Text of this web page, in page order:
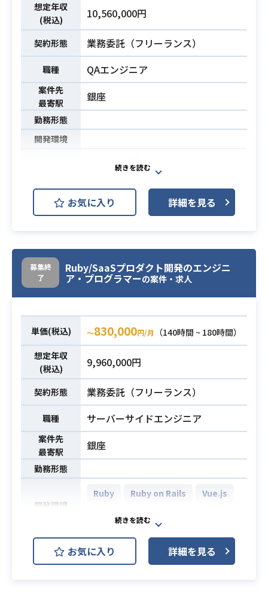
・AWS (ECS,Aurora,CodeBuild, SQ
S, S3, Route53)
・Git
・Confluence
・Docker
・Datadog
・Sentry
必須スキル
・Webアプリケーションの開発経
験。Ruby on Railsを使った経験3年
以上
・サーバシステムにおける設計・開
テストまでの経験があること
想定年収
(税込)
10,560,000円
契約形態 業務委託（フリーランス）
職種 QAエンジニア
案件先
最寄駅
銀座
勤務形態
開発環境
【案件概要】
モチベーションクラウドシリーズの
契約基盤における開発速度を上げた
いと考えています。
トしていただける方を募集していま
す。
最初のプロジェクトとしては、モチ
ベーションクラウドと契約基盤の連
必須スキル
・品質保証の経験が3年以上あること
こと
・自ら動き、テストの仕組み化を行
った経験があること
お気に入り 詳細を見る
募集終
了
Ruby/SaaSプロダクト開発のエンジニ
ア・プログラマーの案件・求人
単価(税込) 〜830,000円/月
（140時間 ~ 180時間）
想定年収
(税込)
9,960,000円
契約形態 業務委託（フリーランス）
職種 サーバーサイドエンジニア
案件先
最寄駅
銀座
勤務形態
開発環境
Ruby Ruby on Rails
Vue.js
AWS (Amazon Web Services)
SaaSプロダクト開発においてバック
エンドエンジニア・プログラマー（R
お気に入り 詳細を見る